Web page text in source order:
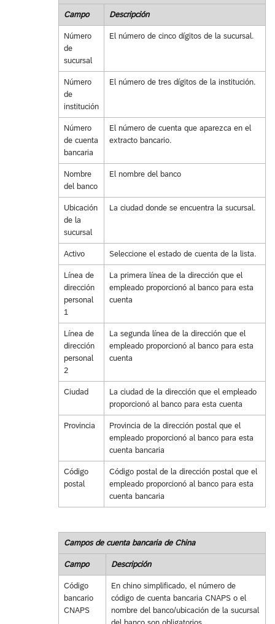
Campo Descripción
Número
de
sucursal
El número de cinco dígitos de la sucursal.
Número
de
institución
El número de tres dígitos de la institución.
Número
de cuenta
bancaria
El número de cuenta que aparezca en el
extracto bancario.
Nombre
del banco
El nombre del banco
Ubicación
de la
sucursal
La ciudad donde se encuentra la sucursal.
Activo Seleccione el estado de cuenta de la lista.
Línea de
dirección
personal
1
La primera línea de la dirección que el
empleado proporcionó al banco para esta
cuenta
Línea de
dirección
personal
2
La segunda línea de la dirección que el
empleado proporcionó al banco para esta
cuenta
Ciudad
La ciudad de la dirección que el empleado
proporcionó al banco para esta cuenta
Provincia
Provincia de la dirección postal que el
empleado proporcionó al banco para esta
cuenta bancaria
Código
postal
Código postal de la dirección postal que el
empleado proporcionó al banco para esta
cuenta bancaria
Campos de cuenta bancaria de China
Campo Descripción
Código
bancario
CNAPS
En chino simplificado, el número de
código de cuenta bancaria CNAPS o el
nombre del banco/ubicación de la sucursal